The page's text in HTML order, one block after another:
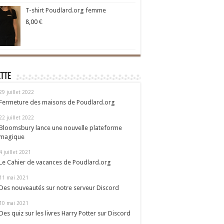
T-shirt Poudlard.org femme
8,00 €
juillet 2022
des maisons de Poudlard.org
juillet 2022
lance une nouvelle plateforme
juillet 2021
Cahier de vacances de Poudlard.org
mai 2021
nouveautés sur notre serveur Discord
mai 2021
quiz sur les livres Harry Potter sur Discord